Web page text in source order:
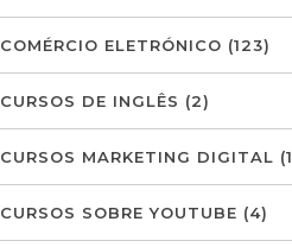
COMÉRCIO ELETRÓNICO (123)
CURSOS DE INGLÊS (2)
CURSOS MARKETING DIGITAL
CURSOS SOBRE YOUTUBE (4)